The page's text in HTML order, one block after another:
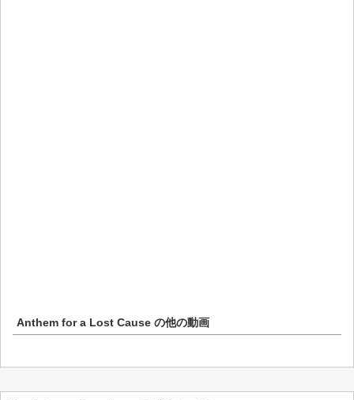
Anthem for a Lost Cause の他の動画